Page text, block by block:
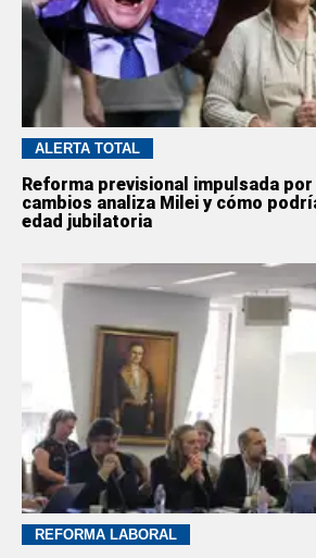
ALERTA TOTAL
Reforma previsional impulsada por
cambios analiza Milei y cómo
edad jubilatoria
REFORMA LABORAL